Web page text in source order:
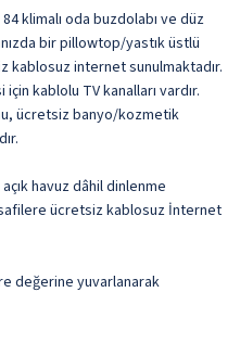
klimalı oda buzdolabı ve düz
bir pillowtop/yastık üstlü
kablosuz internet sunulmaktadır.
kablolu TV kanalları vardır.
ücretsiz banyo/kozmetik
havuz dâhil dinlenme
ücretsiz kablosuz İnternet
değerine yuvarlanarak